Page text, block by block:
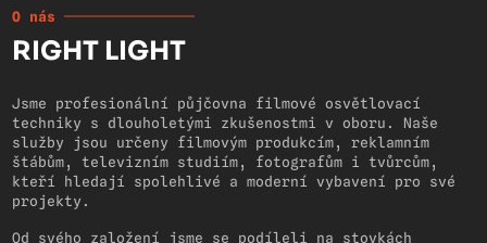
O nás
RIGHT LIGHT
Jsme profesionální půjčovna filmové osvětlovací
techniky s dlouholetými zkušenostmi v oboru. Naše
služby jsou určeny filmovým produkcím, reklamním
štábům, televizním studiím, fotografům i tvůrcům,
kteří hledají spolehlivé a moderní vybavení pro své
projekty.
Od svého založení jsme se podíleli na stovkách